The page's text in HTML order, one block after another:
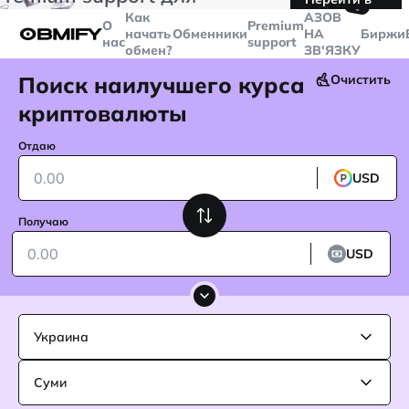
больше
$5000
Telegram
О
нас
Как
начать
обмен?
ОбменникиPremium
support
🤙
AЗОВ
НА
ЗВ'ЯЗКУ
Биржи
Поиск наилучшего курса
криптовалюты
Очистить
Отдаю
USD
Получаю
USD
Украина
Суми